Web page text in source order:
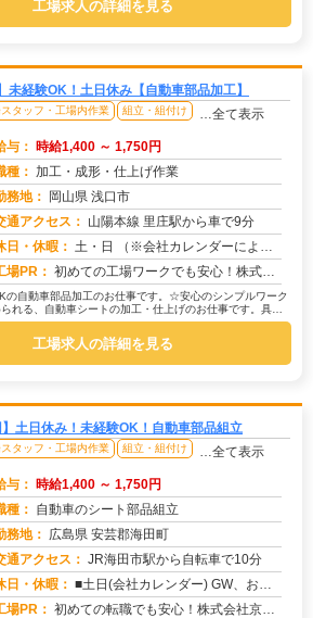
工場求人の詳細を見る
未経験OK！土日休み【自動車部品加工】
タッフ・工場内作業 組立・組付け …全て表示
与： 時給1,400 ～ 1,750円
種： 加工・成形・仕上げ作業
務地：
岡山県 浅口市
通アクセス： 山陽本線 里庄駅から車で9分
日・休暇： 土・日 （※会社カレンダーによる）
場PR： 初めての工場ワークでも安心！株式会社京栄センターでは、未経験の方をしっかりサポートします。☆充実の研修制度で、安心...
の自動車部品加工のお仕事です。☆安心のシンプルワーク
れる、自動車シートの加工・仕上げのお仕事です。具体
加...
工場求人の詳細を見る
土日休み！未経験OK！自動車部品組立
タッフ・工場内作業 組立・組付け …全て表示
与： 時給1,400 ～ 1,750円
種： 自動車のシート部品組立
務地： 広島県 安芸郡海田町
通アクセス： JR海田市駅から自転車で10分
日・休暇： ■土日(会社カレンダー) GW、お盆、年末年始に長期連休があります
場PR： 初めての転職でも安心！株式会社京栄センターで、新しい一歩を踏み出してみませんか？☆家具付き寮だから、手ぶらで入寮O...